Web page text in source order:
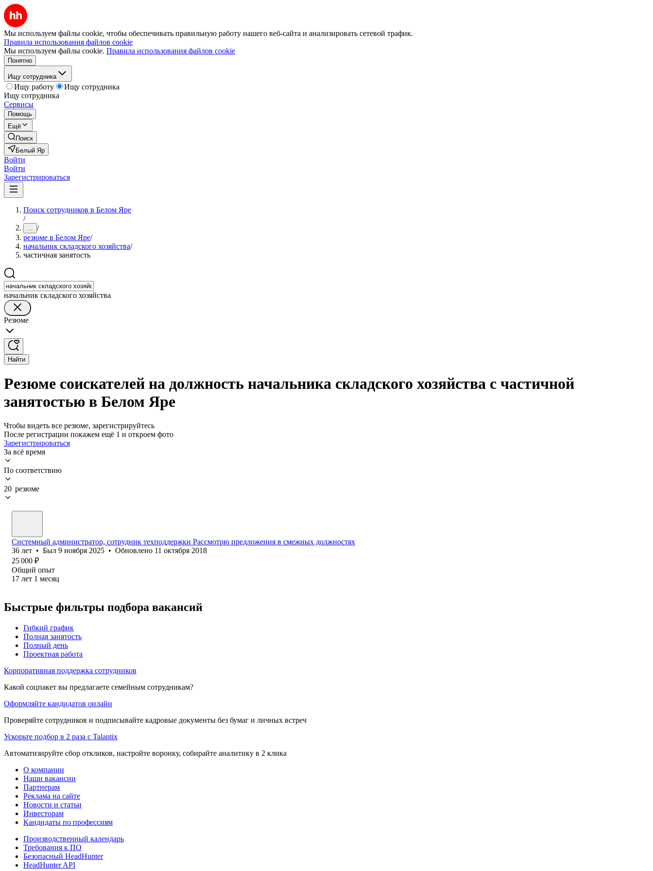
Мы используем файлы cookie, чтобы обеспечивать правильную работу нашего веб-сайта и анализировать сетевой трафик.
Правила использования файлов cookie
Мы используем файлы cookie. Правила использования файлов cookie
Понятно
Ищу сотрудника
Ищу работу
Ищу сотрудника
Ищу сотрудника
Сервисы
Помощь
Ещё
Поиск
Белый Яр
Войти
Войти
Зарегистрироваться
Поиск сотрудников в Белом Яре
/
... /
резюме в Белом Яре/
начальник складского хозяйства/
частичная занятость
начальник складского хозяйства
Резюме
Найти
Резюме соискателей на должность начальника складского хозяйства с частичной
занятостью в Белом Яре
Чтобы видеть все резюме, зарегистрируйтесь
После регистрации покажем ещё 1 и откроем фото
Зарегистрироваться
За всё время
По соответствию
20 резюме
Системный администратор, сотрудник техподдержки Рассмотрю предложения в смежных должностях
36 лет • Был 9 ноября 2025 • Обновлено 11 октября 2018
25 000 ₽
Общий опыт
17 лет 1 месяц
Быстрые фильтры подбора вакансий
Гибкий график
Полная занятость
Полный день
Проектная работа
Корпоративная поддержка сотрудников
Какой соцпакет вы предлагаете семейным сотрудникам?
Оформляйте кандидатов онлайн
Проверяйте сотрудников и подписывайте кадровые документы без бумаг и личных встреч
Ускорьте подбор в 2 раза с Talantix
Автоматизируйте сбор откликов, настройте воронку, собирайте аналитику в 2 клика
О компании
Наши вакансии
Партнерам
Реклама на сайте
Новости и статьи
Инвесторам
Кандидаты по профессиям
Производственный календарь
Требования к ПО
Безопасный HeadHunter
HeadHunter API